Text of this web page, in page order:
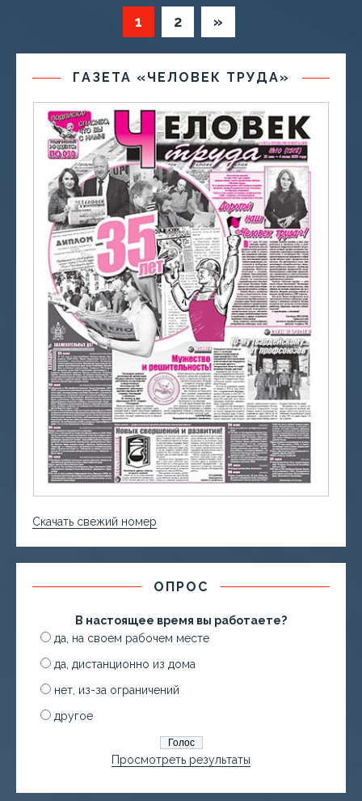
1 2 »
ГАЗЕТА «ЧЕЛОВЕК ТРУДА»
Скачать свежий номер
ОПРОС
В настоящее время вы работаете?
да, на своем рабочем месте
да, дистанционно из дома
нет, из-за ограничений
другое
Просмотреть результаты